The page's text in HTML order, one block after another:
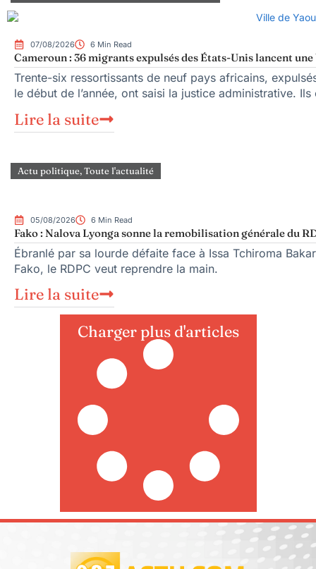
07/08/2026 6 Min Read
Cameroun : 36 migrants expulsés des États-Unis lancent
Trente-six ressortissants de neuf pays africains,
le début de l’année, ont saisi la justice administrative. Ils
Lire la suite
Actu politique,Toute l'actualité
05/08/2026 6 Min Read
Fako : Nalova Lyonga sonne la remobilisation générale du
Ébranlé par sa lourde défaite face à Issa Tchiroma
Fako, le RDPC veut reprendre la main.
Lire la suite
Charger plus d'articles